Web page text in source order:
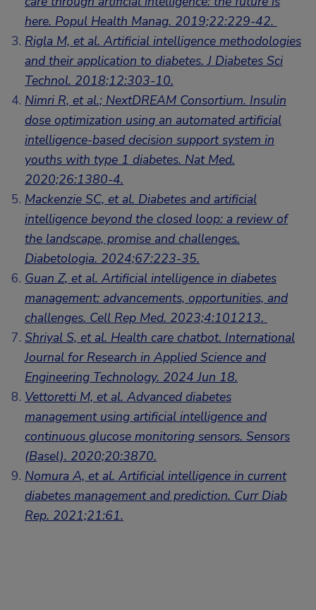
here. Popul Health Manag. 2019;22:229-42.
Rigla M, et al. Artificial intelligence methodologies
and their application to diabetes. J Diabetes Sci
Technol. 2018;12:303-10.
Nimri R, et al.; NextDREAM Consortium. Insulin
dose optimization using an automated artificial
intelligence-based decision support system in
youths with type 1 diabetes. Nat Med.
2020;26:1380-4.
Mackenzie SC, et al. Diabetes and artificial
intelligence beyond the closed loop: a review of
the landscape, promise and challenges.
Diabetologia. 2024;67:223-35.
Guan Z, et al. Artificial intelligence in diabetes
management: advancements, opportunities, and
challenges. Cell Rep Med. 2023;4:101213.
Shriyal S, et al. Health care chatbot. International
Journal for Research in Applied Science and
Engineering Technology. 2024 Jun 18.
Vettoretti M, et al. Advanced diabetes
management using artificial intelligence and
continuous glucose monitoring sensors. Sensors
(Basel). 2020;20:3870.
Nomura A, et al. Artificial intelligence in current
diabetes management and prediction. Curr Diab
Rep. 2021;21:61.